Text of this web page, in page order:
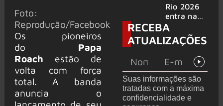
Foto:
Reprodução/Facebook
Os pioneiros
do Papa
Roach estão de
volta com força
total. A banda
anuncia o
bandas
e álbum ao
vivo são
anunciados
Rio 2026
entra na
reta final
com
Cidade do
montagem
acelerada
e line-up
completo
confirmad
RECEBA
ATUALIZAÇÕES
Suas informações são
tratadas com a máxima
confidencialidade e